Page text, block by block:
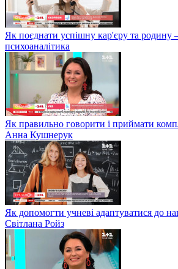
Як поєднати успішну кар'єру та родину
психоаналітика
Як правильно говорити і приймати
Анна Кушнерук
Як допомогти учневі адаптуватися до
Світлана Ройз